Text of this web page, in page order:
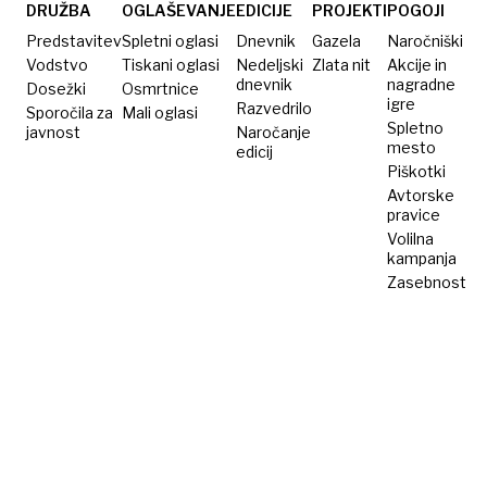
DRUŽBA
Predstavitev
Vodstvo
Dosežki
Sporočila za
javnost
OGLAŠEVANJE
Spletni oglasi
Tiskani oglasi
Osmrtnice
Mali oglasi
EDICIJE
Dnevnik
Nedeljski
dnevnik
Razvedrilo
Naročanje
edicij
PROJEKTI
Gazela
Zlata nit
POGOJI
Naročniški
Akcije in
nagradne
igre
Spletno
mesto
Piškotki
Avtorske
pravice
Volilna
kampanja
Zasebnost